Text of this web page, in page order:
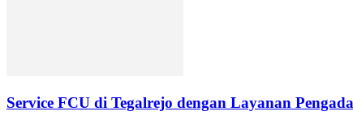
Service FCU di Tegalrejo dengan Layanan